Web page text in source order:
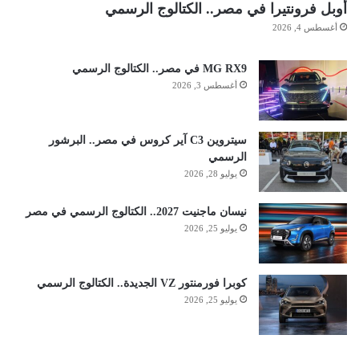
أوبل فرونتيرا في مصر.. الكتالوج الرسمي
أغسطس 4, 2026
MG RX9 في مصر.. الكتالوج الرسمي
أغسطس 3, 2026
سيتروين C3 آير كروس في مصر.. البرشور
الرسمي
يوليو 28, 2026
نيسان ماجنيت 2027.. الكتالوج الرسمي في مصر
يوليو 25, 2026
كوبرا فورمنتور VZ الجديدة.. الكتالوج الرسمي
يوليو 25, 2026